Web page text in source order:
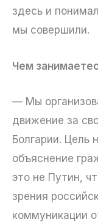
здесь и
мы совершили.
Чем
— Мы
движение за
Болгарии.
объяснение
это не Путин,
зрения
коммуникации